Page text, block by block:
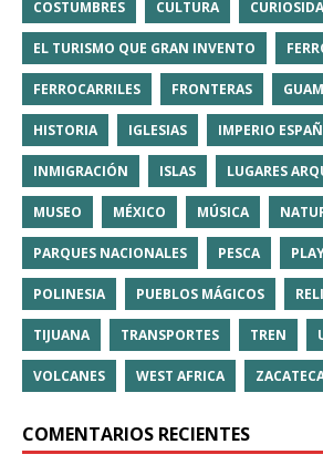
COSTUMBRES CULTURA
EL TURISMO QUE GRAN INVENTO
FERROCARRILES FRONTERAS GUAM
HISTORIA IGLESIAS IMPERIO
INMIGRACIÓN ISLAS LUGARES
MUSEO MÉXICO MÚSICA
PARQUES NACIONALES PESCA
POLINESIA PUEBLOS MÁGICOS
TIJUANA TRANSPORTES TREN
VOLCANES WEST AFRICA
COMENTARIOS RECIENTES